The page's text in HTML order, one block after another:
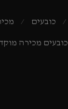
⁄ כובעים ⁄
כובעים מכירה